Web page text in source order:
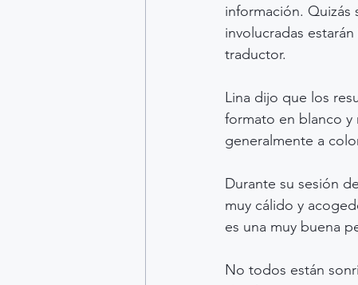
información. Quizás
involucradas
traductor.
Lina dijo que los
formato en blanco y
generalmente a
Durante su sesión
muy cálido y
es una muy buena
No todos están